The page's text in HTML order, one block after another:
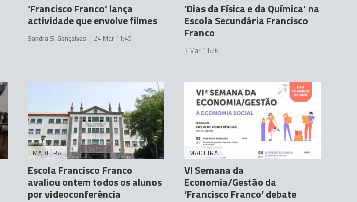
‘Francisco Franco’ lança
actividade que envolve filmes
Sandra S. Gonçalves 24 Mar 11:45
‘Dias da Física e da Química’ na
Escola Secundária Francisco
Franco
3 Mar 11:26
MADEIRA
Escola Francisco Franco
avaliou ontem todos os alunos
por videoconferência
MADEIRA
VI Semana da
Economia/Gestão da
‘Francisco Franco’ debate